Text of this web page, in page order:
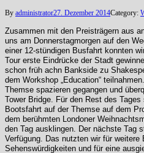
By administrator27. Dezember 2014Category:
Zusammen mit den Preisträgern aus
uns am Donnerstagmorgen auf den
einer 12-stündigen Busfahrt konnten
Tour erste Eindrücke der Stadt
schon früh achn Bankside zu
dem Workshop „Education“
Themse spazieren gegangen und
Tower Bridge. Für den Rest des
Bootsfahrt auf der Themse auf dem
dem berühmten Londoner
den Tag ausklingen. Der nächste Tag
Verfügung. Das nutzten wir für weitere
Sehenswürdigkeiten und für eine